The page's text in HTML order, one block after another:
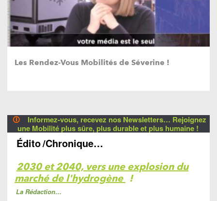
Les Rendez-Vous Mobilités de Séverine !
🛈
Informez-vous, recevez nos Newsletters… Rejoignez
une Mobilité plus sûre, plus durable et plus humaine !
Édito/Chronique…
2030 et 2040, vers une explosion du
marché de l'hydrogène !
La Rédaction…